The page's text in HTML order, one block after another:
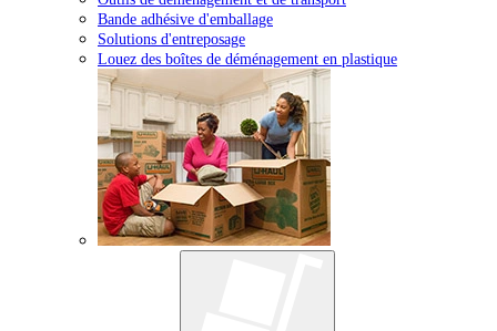
Bande adhésive d'emballage
Solutions d'entreposage
Louez des boîtes de déménagement en plastique